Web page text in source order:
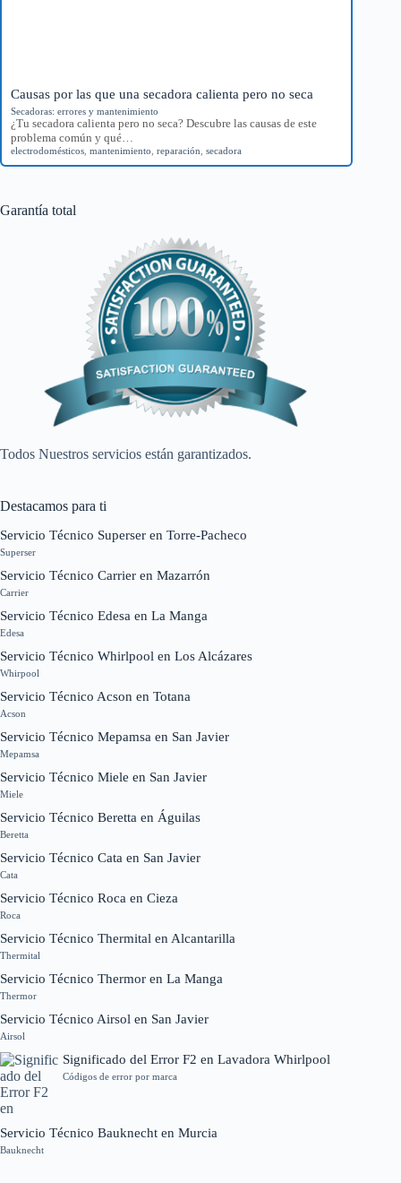
Causas por las que una secadora calienta pero no seca
Secadoras: errores y mantenimiento
¿Tu secadora calienta pero no seca? Descubre las causas de este
problema común y qué…
electrodomésticos mantenimiento reparación secadora
Garantía total
Todos Nuestros servicios están garantizados.
Destacamos para ti
Servicio Técnico Superser en Torre-Pacheco
Superser
Servicio Técnico Carrier en Mazarrón
Carrier
Servicio Técnico Edesa en La Manga
Edesa
Servicio Técnico Whirlpool en Los Alcázares
Whirpool
Servicio Técnico Acson en Totana
Acson
Servicio Técnico Mepamsa en San Javier
Mepamsa
Servicio Técnico Miele en San Javier
Miele
Servicio Técnico Beretta en Águilas
Beretta
Servicio Técnico Cata en San Javier
Cata
Servicio Técnico Roca en Cieza
Roca
Servicio Técnico Thermital en Alcantarilla
Thermital
Servicio Técnico Thermor en La Manga
Thermor
Servicio Técnico Airsol en San Javier
Airsol
Significado del Error F2 en Lavadora Whirlpool
Códigos de error por marca
Servicio Técnico Bauknecht en Murcia
Bauknecht